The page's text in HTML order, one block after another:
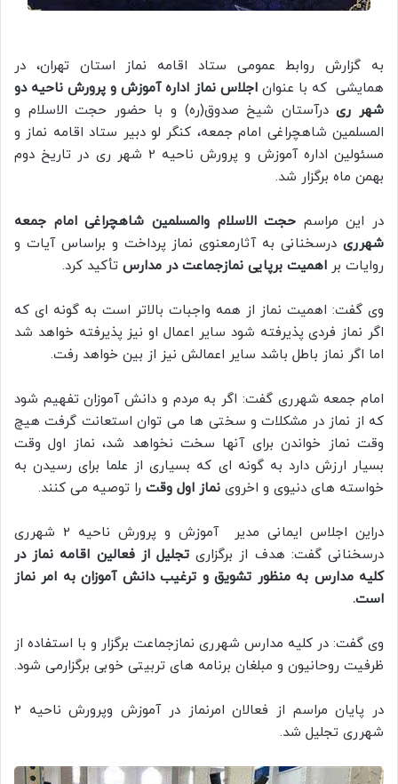
به گزارش روابط عمومی ستاد اقامه نماز استان تهران، در
همایشی که با عنواناجلاس نماز اداره آموزش و پرورش ناحیه دو
شهر ریدرآستان شیخ صدوق(ره) و با حضور حجت الاسلام و
المسلمین شاهچراغی امام جمعه، کنگر لو دبیر ستاد اقامه نماز و
مسئولین اداره آموزش و پرورش ناحیه 2 شهر ری در تاریخ دوم
بهمن ماه برگزار شد.
در این مراسم حجت الاسلام والمسلمین شاهچراغی امام جمعه
شهرری درسخنانی به آثارمعنوی نماز پرداخت و براساس آیات و
روایات بر اهمیت برپایی نمازجماعت در مدارس تأکید کرد.
وی گفت: اهمیت نماز از همه واجبات بالاتر است به گونه ای که
اگر نماز فردی پذیرفته شود سایر اعمال او نیز پذیرفته خواهد شد
اما اگر نماز باطل باشد سایر اعمالش نیز از بین خواهد رفت.
امام جمعه شهرری گفت: اگر به مردم و دانش آموزان تفهیم شود
که از نماز در مشکلات و سختی ها می توان استعانت گرفت هیچ
وقت نماز خواندن برای آنها سخت نخواهد شد، نماز اول وقت
بسیار ارزش دارد به گونه ای که بسیاری از علما برای رسیدن به
خواسته های دنیوی و اخروی نماز اول وقت را توصیه می کنند.
دراین اجلاس ایمانی مدیر آموزش و پرورش ناحیه 2 شهرری
درسخنانی گفت: هدف از برگزاری تجلیل از فعالین اقامه نماز در
کلیه مدارس به منظور تشویق و ترغیب دانش آموزان به امر نماز
است.
وی گفت: در کلیه مدارس شهرری نمازجماعت برگزار و با استفاده از
ظرفیت روحانیون و مبلغان برنامه های تربیتی خوبی برگزارمی شود.
در پایان مراسم از فعالان امرنماز در آموزش وپرورش ناحیه 2
شهرری تجلیل شد.